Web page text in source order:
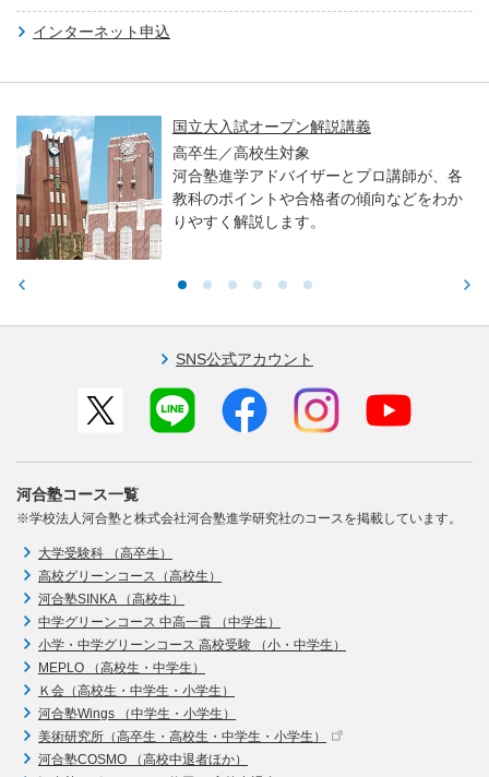
インターネット申込
国立大入試オープン解説講義
高卒生／高校生対象
河合塾進学アドバイザーとプロ講師が、各
教科のポイントや合格者の傾向などをわか
りやすく解説します。
SNS公式アカウント
河合塾コース一覧
※学校法人河合塾と株式会社河合塾進学研究社のコースを掲載しています。
大学受験科 （高卒生）
高校グリーンコース（高校生）
河合塾SINKA （高校生）
中学グリーンコース 中高一貫 （中学生）
小学・中学グリーンコース 高校受験 （小・中学生）
MEPLO （高校生・中学生）
Ｋ会（高校生・中学生・小学生）
河合塾Wings （中学生・小学生）
美術研究所（高卒生・高校生・中学生・小学生）
河合塾COSMO （高校中退者ほか）